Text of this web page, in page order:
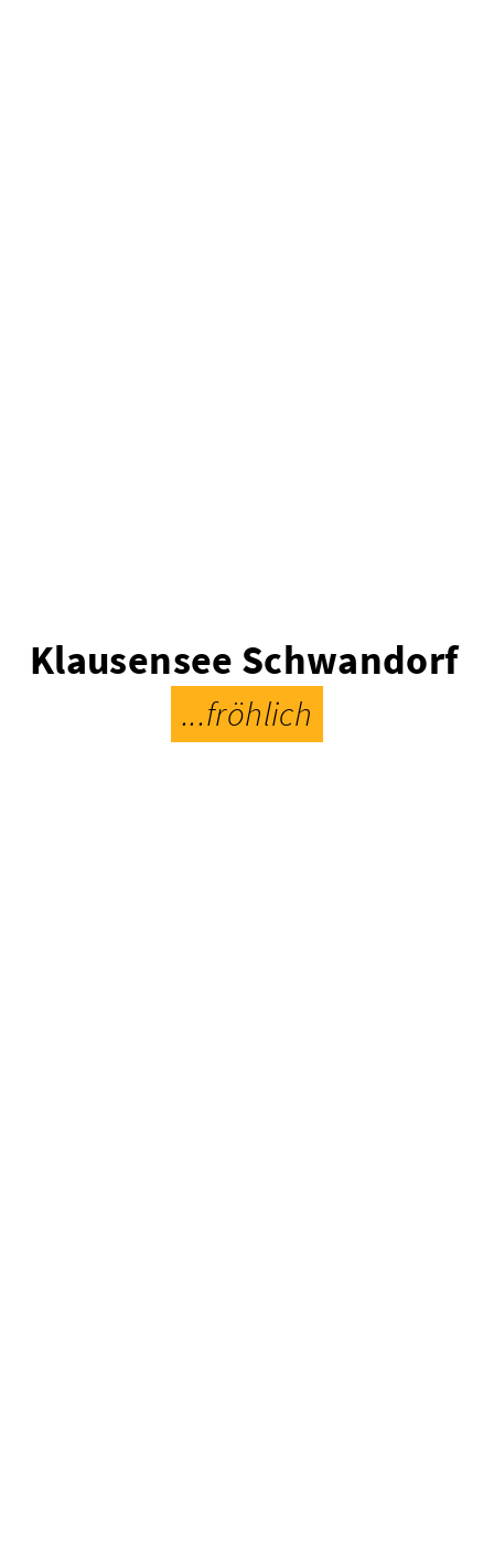
Klausensee Schwandorf
...fröhlich